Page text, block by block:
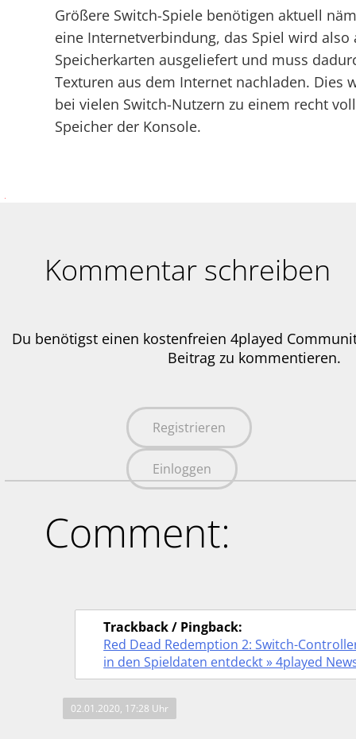
Größere Switch-Spiele benötigen aktuell
eine Internetverbindung, das Spiel wird also
Speicherkarten ausgeliefert und muss
Texturen aus dem Internet nachladen. Dies
bei vielen Switch-Nutzern zu einem recht
Speicher der Konsole.
Kommentar schreiben
Du benötigst einen kostenfreien 4played
Beitrag zu kommentieren.
Registrieren
Einloggen
Comment:
Trackback / Pingback:
Red Dead Redemption 2: Switch-
in den Spieldaten entdeckt » 4played
02.01.2020, 17:28 Uhr